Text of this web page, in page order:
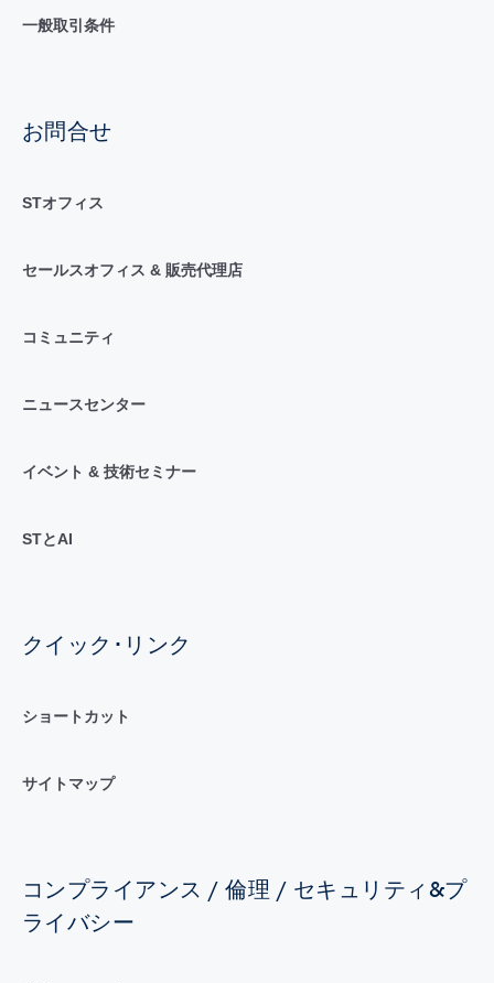
一般取引条件
お問合せ
STオフィス
セールスオフィス & 販売代理店
コミュニティ
ニュースセンター
イベント & 技術セミナー
STとAI
クイック･リンク
ショートカット
サイトマップ
コンプライアンス / 倫理 / セキュリティ&プ
ライバシー